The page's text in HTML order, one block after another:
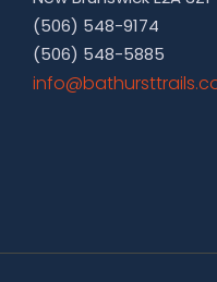
(506) 548-9174
(506) 548-5885